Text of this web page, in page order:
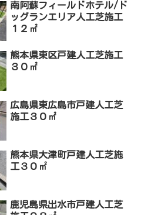
南阿蘇フィールドホテル/ド
ッグランエリア人工芝施工
１２㎡
熊本県東区戸建人工芝施工
３０㎡
広島県東広島市戸建人工芝
施工３０㎡
熊本県大津町戸建人工芝施
工３０㎡
鹿児島県出水市戸建人工芝